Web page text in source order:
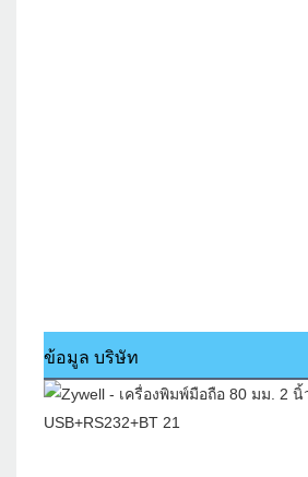
ข้อมูล บริษัท